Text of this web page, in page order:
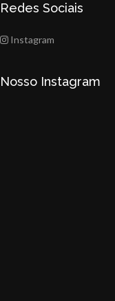
Redes Sociais
Instagram
Nosso Instagram